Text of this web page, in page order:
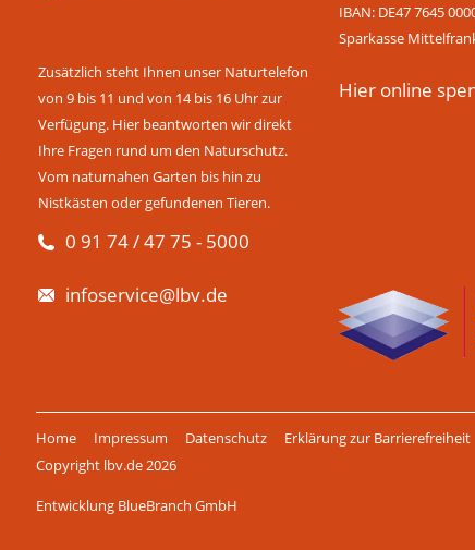
Zusätzlich steht Ihnen unser Naturtelefon
von 9 bis 11 und von 14 bis 16 Uhr zur
Verfügung. Hier beantworten wir direkt
Ihre Fragen rund um den Naturschutz.
Vom naturnahen Garten bis hin zu
Nistkästen oder gefundenen Tieren.
0 91 74 / 47 75 - 5000
infoservice@lbv.de
IBAN: DE47 7645
Sparkasse
Hier online
überspringen
Home Impressum Datenschutz Erklärung zur Barrierefreiheit
Copyright lbv.de 2026
Entwicklung BlueBranch GmbH